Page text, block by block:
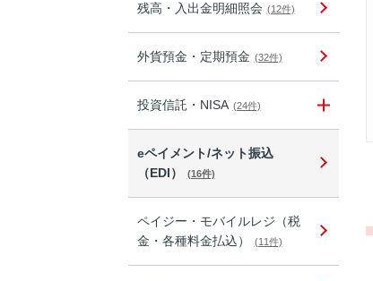
残高・入出金明細照会 (12件)
外貨預金・定期預金 (32件)
投資信託・NISA (24件)
eペイメント/ネット振込
（EDI）
(16件)
ペイジー・モバイルレジ（税
金・各種料金払込）
(11件)